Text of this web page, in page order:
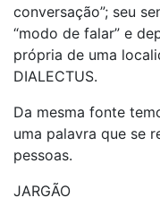
conversação”; seu
“modo de falar” e
própria de uma
DIALECTUS.
Da mesma fonte
uma palavra que se
pessoas.
JARGÃO